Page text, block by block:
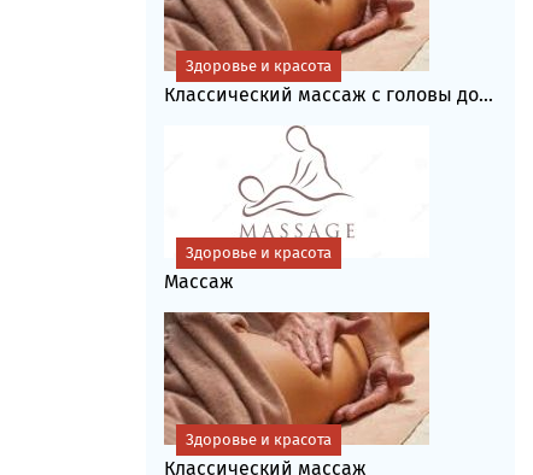
Классический массаж с головы до...
Здоровье и красота
Массаж
Здоровье и красота
Классический массаж
Здоровье и красота